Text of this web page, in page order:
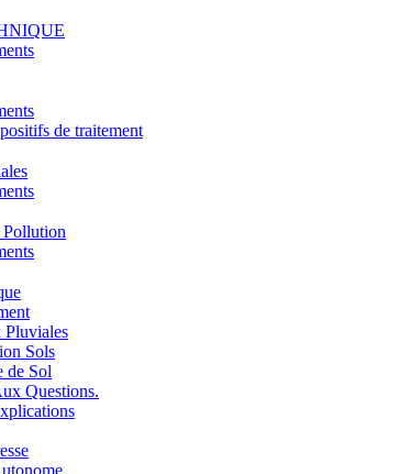
de traitement
Pluviales
Sols
de Sol
Questions.